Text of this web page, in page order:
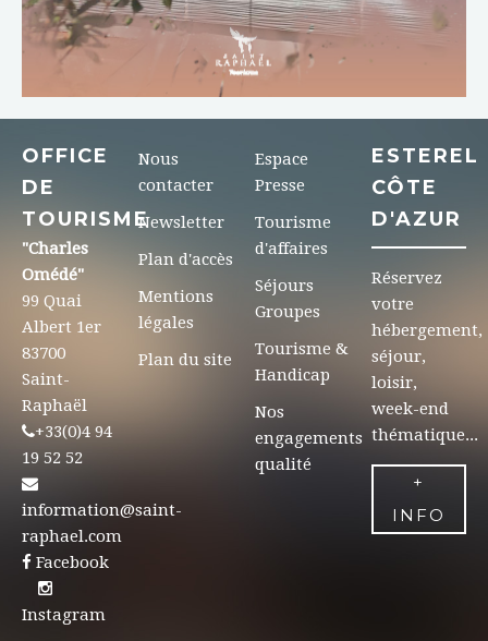
OFFICE
DE
TOURISME
"Charles
Omédé"
99 Quai
Albert 1er
83700
Saint-
Raphaël
+33(0)4 94
19 52 52
information@saint-
raphael.com
Facebook
Instagram
Nous
contacter
Newsletter
Plan d'accès
Mentions
légales
Plan du site
Espace
Presse
Tourisme
d'affaires
Séjours
Groupes
Tourisme &
Handicap
Nos
engagements
qualité
ESTEREL
CÔTE
D'AZUR
Réservez
votre
hébergement,
séjour,
loisir,
week-end
thématique...
+
INFO